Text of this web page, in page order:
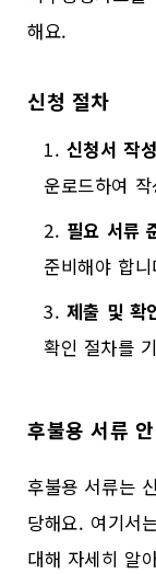
해요.
신청 절차
신청서 작성
운로드하여
필요 서류
준비해야 합
제출 및 확
확인 절차를
후불용 서류
후불용 서류는
당해요. 여기서
대해 자세히 알